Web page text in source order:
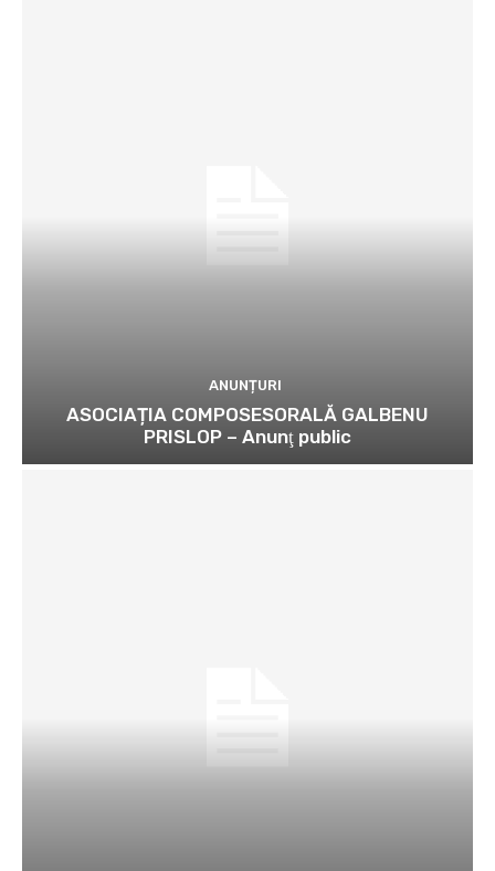
ANUNȚURI
ASOCIAȚIA COMPOSESORALĂ GALBENU
PRISLOP – Anunţ public